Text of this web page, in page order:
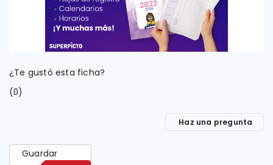
¿Te gustó esta ficha?
(0)
Haz una pregunta
Guardar